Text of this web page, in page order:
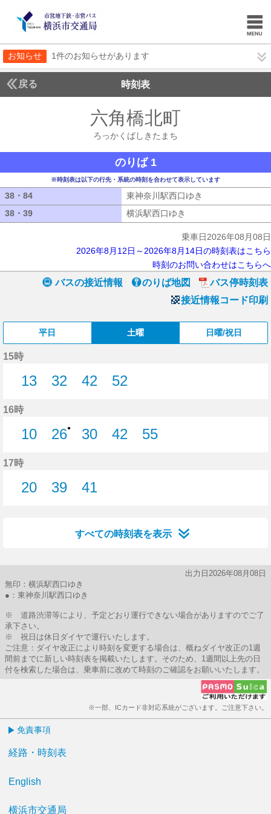
お知らせ 1件のお知らせがあります
戻る 時刻表
六角橋北町
ろっかくばしきたまち
のりば 1
※時刻表は以下の行先・系統の時刻を合わせて表示しています
38・84 東神奈川駅西口ゆき
38・39
横浜駅西口ゆき
乗車日2026年08月08日
2026年8月12日～2026年8月14日の時刻表はこちら
時刻のお問い合わせはこちらへ
バスの接近情報 のりば地図
バス停時刻表
接近情報コード印刷
平日 土曜 日曜/祝日
15時
13
32
42
52
16時
10
26●
30
42
55
17時
20
39
41
すべての時刻表を表示
出力日2026年08月08日
無印：横浜駅西口ゆき
●：東神奈川駅西口ゆき
※ 道路渋滞等により、予定どおり運行できない場合がありますのでご了
承下さい。
※ 祝日は休日ダイヤで運行いたします。
ご注意：ダイヤ改正により時刻を変更する場合は、概ねダイヤ改正の1週
間前までに新しい時刻表を掲載いたします。そのため、1週間以上先の日
付を検索した場合は、乗車前に改めて時刻のご確認をお願いいたします。
※一部、ICカード非対応系統がございます。ご注意下さい。
免責事項
経路・時刻表
English
横浜市交通局